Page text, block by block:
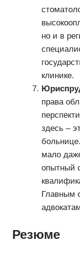
но и в
клинике.
права
здесь –
мало
опытный
Главным
Резюме